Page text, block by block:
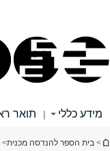
מידע כללי | תואר
הינך נמצא כאן
> בית הספר להנדסה מכנית>